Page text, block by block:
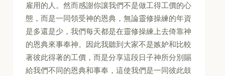
雇用的人。然而感謝你讓我們不是做工得工價的心
態，而是一同領受神的恩典，無論靈修操練的年資
是多還是少，我們每天都是在靈修操練上去倚靠神
的恩典來事奉神。因此我聽到大家不是嫉妒和比較
著彼此得著的工價，而是分享這段日子神所分別賜
給我們不同的恩典和事奉，這使我們是一同彼此鼓